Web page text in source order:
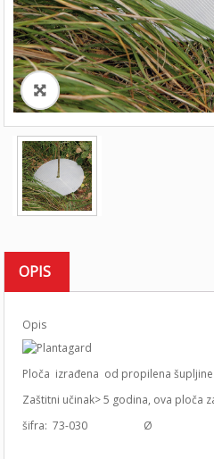
OPIS
Opis
Ploča izrađena od propilena
Zaštitni učinak> 5 godina, ova ploča
šifra: 73-030 Ø